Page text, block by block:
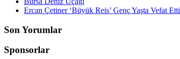
Ercan Çetiner ‘Büyük Reis’ Genç Yaşta Vefat Etti
Son Yorumlar
Sponsorlar